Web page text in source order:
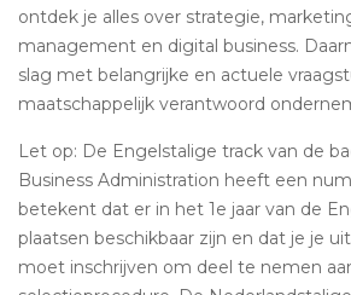
ontdek je alles over strategie,
management en digital business.
slag met belangrijke en actuele
maatschappelijk verantwoord
Let op: De Engelstalige track van de
Business Administration heeft een
betekent dat er in het 1e jaar van de
plaatsen beschikbaar zijn en dat je je
moet inschrijven om deel te nemen